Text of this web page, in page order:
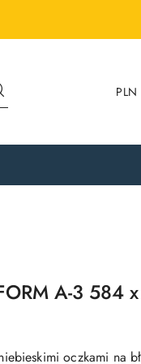
PLN
A-3 584
oczkami na